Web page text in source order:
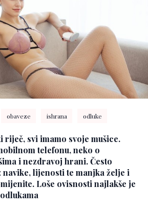
obaveze ishrana odluke
riječ, svi imamo svoje mušice.
telefonu, neko o
i nezdravoj hrani. Često
lijenosti te manjka želje i
Loše ovisnosti najlakše je